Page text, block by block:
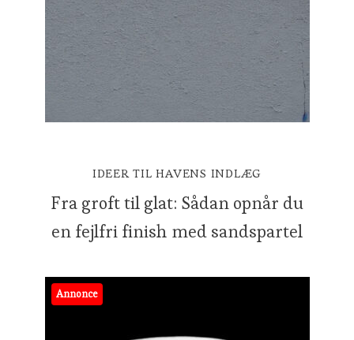
IDEER TIL HAVENS INDLÆG
Fra groft til glat: Sådan opnår du
en fejlfri finish med sandspartel
Annonce